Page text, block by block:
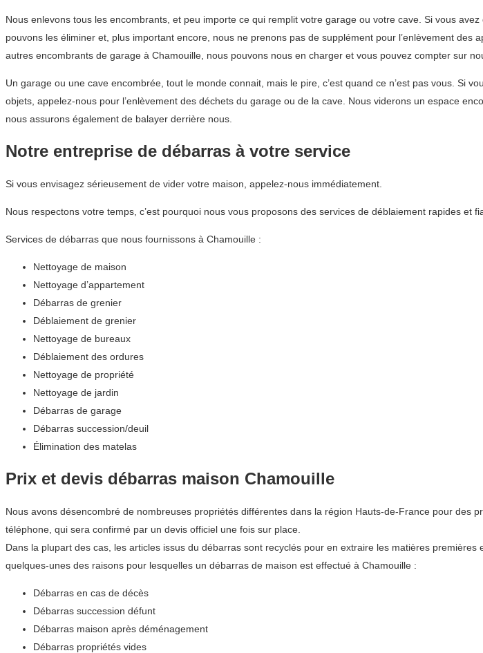
Nous enlevons tous les encombrants, et peu importe ce qui remplit votre garage ou votre cave. Si vous
pouvons les éliminer et, plus important encore, nous ne prenons pas de supplément pour l’enlèvement
autres encombrants de garage à Chamouille, nous pouvons nous en charger et vous pouvez compter sur
Un garage ou une cave encombrée, tout le monde connait, mais le pire, c’est quand ce n’est pas vous. Si
objets, appelez-nous pour l’enlèvement des déchets du garage ou de la cave. Nous viderons un espace
nous assurons également de balayer derrière nous.
Notre entreprise de débarras à votre service
Si vous envisagez sérieusement de vider votre maison, appelez-nous immédiatement.
Nous respectons votre temps, c’est pourquoi nous vous proposons des services de déblaiement rapides et
Services de débarras que nous fournissons à Chamouille :
Nettoyage de maison
Nettoyage d’appartement
Débarras de grenier
Déblaiement de grenier
Nettoyage de bureaux
Déblaiement des ordures
Nettoyage de propriété
Nettoyage de jardin
Débarras de garage
Débarras succession/deuil
Élimination des matelas
Prix et devis débarras maison Chamouille
Nous avons désencombré de nombreuses propriétés différentes dans la région Hauts-de-France pour des
téléphone, qui sera confirmé par un devis officiel une fois sur place.
Dans la plupart des cas, les articles issus du débarras sont recyclés pour en extraire les matières
quelques-unes des raisons pour lesquelles un débarras de maison est effectué à Chamouille :
Débarras en cas de décès
Débarras succession défunt
Débarras maison après déménagement
Débarras propriétés vides